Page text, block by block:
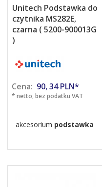
Unitech Podstawka do
czytnika MS282E,
czarna ( 5200-900013G
)
Cena: 90,34 PLN*
* netto, bez podatku VAT
akcesorium podstawka